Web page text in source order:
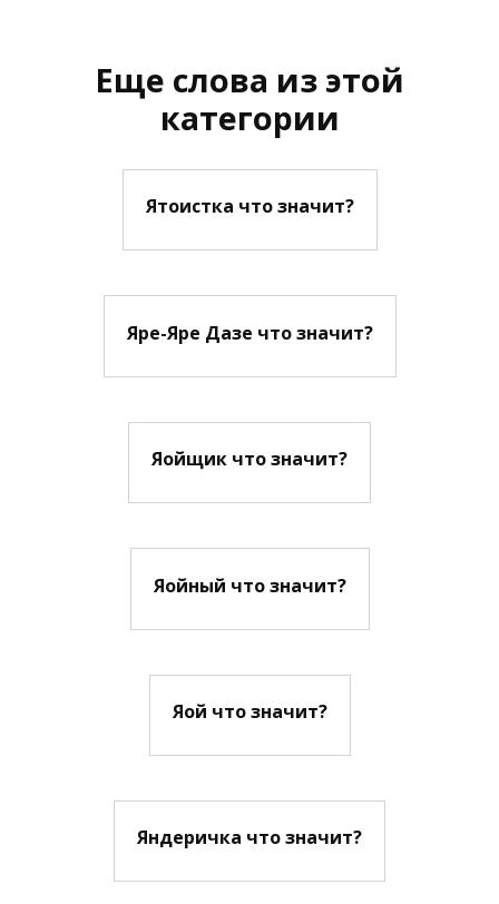
Еще слова из этой
категории
Ятоистка что значит?
Яре-Яре Дазе что значит?
Яойщик что значит?
Яойный что значит?
Яой что значит?
Яндеричка что значит?